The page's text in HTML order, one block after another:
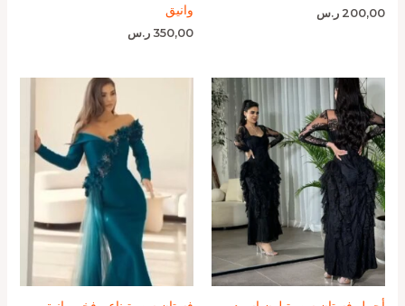
200,00 ر.س
وانيق
350,00 ر.س